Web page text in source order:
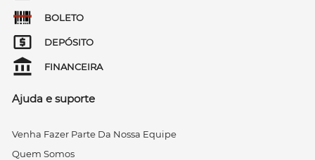
BOLETO
DEPÓSITO
FINANCEIRA
Ajuda e suporte
Venha Fazer Parte Da Nossa Equipe
Quem Somos